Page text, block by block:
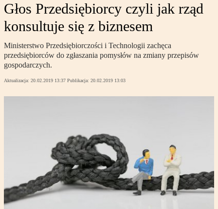
Głos Przedsiębiorcy czyli jak rząd
konsultuje się z biznesem
Ministerstwo Przedsiębiorczości i Technologii zachęca
przedsiębiorców do zgłaszania pomysłów na zmiany przepisów
gospodarczych.
Aktualizacja: 20.02.2019 13:37 Publikacja: 20.02.2019 13:03